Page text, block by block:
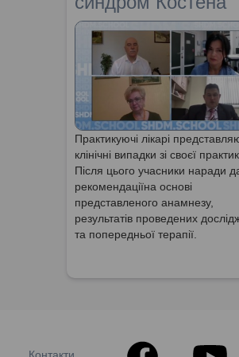
Практикуючі лікарі
клінічні випадки зі своєї
Після цього учасники наради
рекомендаціїна основі
представленого анамнезу,
результатів проведених
та попередньої терапії.